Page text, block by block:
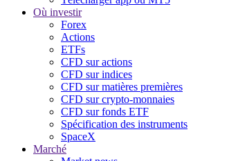
Où investir
Forex
Actions
ETFs
CFD sur actions
CFD sur indices
CFD sur matières premières
CFD sur crypto-monnaies
CFD sur fonds ETF
Spécification des instruments
SpaceX
Marché